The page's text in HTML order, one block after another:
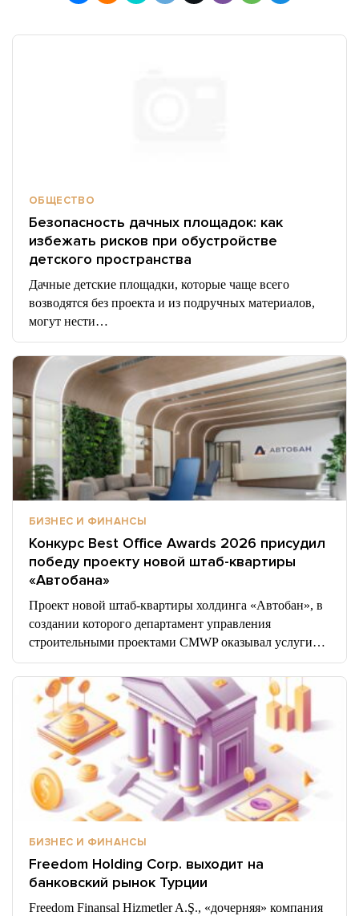
ОБЩЕСТВО
Безопасность дачных площадок: как
избежать рисков при обустройстве
детского пространства
Дачные детские площадки, которые чаще всего
возводятся без проекта и из подручных материалов,
могут нести…
БИЗНЕС И ФИНАНСЫ
Конкурс Best Office Awards 2026 присудил
победу проекту новой штаб-квартиры
«Автобана»
Проект новой штаб-квартиры холдинга «Автобан», в
создании которого департамент управления
строительными проектами CMWP оказывал услуги…
БИЗНЕС И ФИНАНСЫ
Freedom Holding Corp. выходит на
банковский рынок Турции
Freedom Finansal Hizmetler A.Ş., «дочерняя» компания